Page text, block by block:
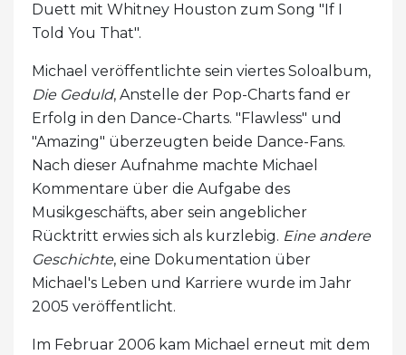
Duett mit Whitney Houston zum Song "If I
Told You That".
Michael veröffentlichte sein viertes Soloalbum,
Die Geduld, Anstelle der Pop-Charts fand er
Erfolg in den Dance-Charts. "Flawless" und
"Amazing" überzeugten beide Dance-Fans.
Nach dieser Aufnahme machte Michael
Kommentare über die Aufgabe des
Musikgeschäfts, aber sein angeblicher
Rücktritt erwies sich als kurzlebig. Eine andere
Geschichte, eine Dokumentation über
Michael's Leben und Karriere wurde im Jahr
2005 veröffentlicht.
Im Februar 2006 kam Michael erneut mit dem